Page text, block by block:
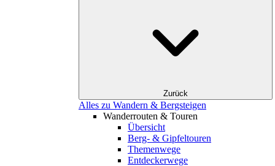
Zurück
Alles zu Wandern & Bergsteigen
Wanderrouten & Touren
Übersicht
Berg- & Gipfeltouren
Themenwege
Entdeckerwege